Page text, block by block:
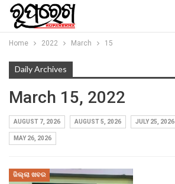
Home 2022 March 15
Daily Archives
March 15, 2022
AUGUST 7, 2026 AUGUST 5, 2026 JULY 25, 2026
MAY 26, 2026
ଜିଲ୍ଲା ଖବର